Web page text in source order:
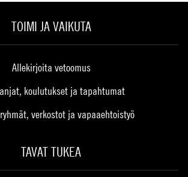
TOIMI JA VAIKUTA
Allekirjoita vetoomus
koulutukset ja tapahtumat
verkostot ja vapaaehtoistyö
TAVAT TUKEA